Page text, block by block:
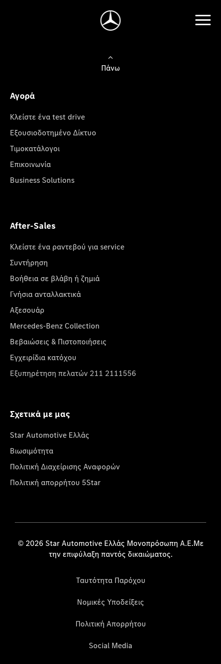
Πάνω
Αγορά
Κλείστε ένα test drive
Εξουσιοδοτημένο Δίκτυο
Τιμοκατάλογοι
Επικοινωνία
Business Solutions
After-Sales
Κλείστε ένα ραντεβού για service
Συντήρηση
Βοήθεια σε βλάβη ή ζημιά
Γνήσια ανταλλακτικά
Αξεσουάρ
Mercedes-Benz Collection
Βεβαιώσεις & Πιστοποιήσεις
Εγχειρίδια κατόχου
Εξυπηρέτηση πελατών 211 2111556
Σχετικά με μας
Star Automotive Ελλάς
Βιωσιμότητα
Πολιτική Διαχείρισης Αναφορών
Πολιτική απορρήτου 5Star
© 2026 Star Automotive Ελλάς Μονοπρόσωπη Α.Ε.Με
την επιφύλαξη παντός δικαιώματος.
Ταυτότητα Παρόχου
Νομικές Υποδείξεις
Πολιτική Απορρήτου
Social Media